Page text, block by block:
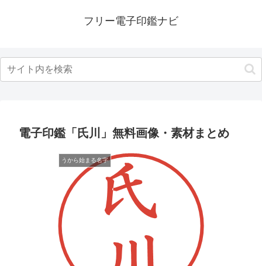
フリー電子印鑑ナビ
電子印鑑「氏川」無料画像・素材まとめ
うから始まる名字